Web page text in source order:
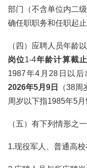
部门（不含单位内二
确任职职务和任职起
（四）应聘人员年龄
岗位1-4年龄计算截
1987年4月28日以后
2026年5月9日
（38
周岁以下指1985年5月
（五）有下列情形之
1.现役军人、普通高校